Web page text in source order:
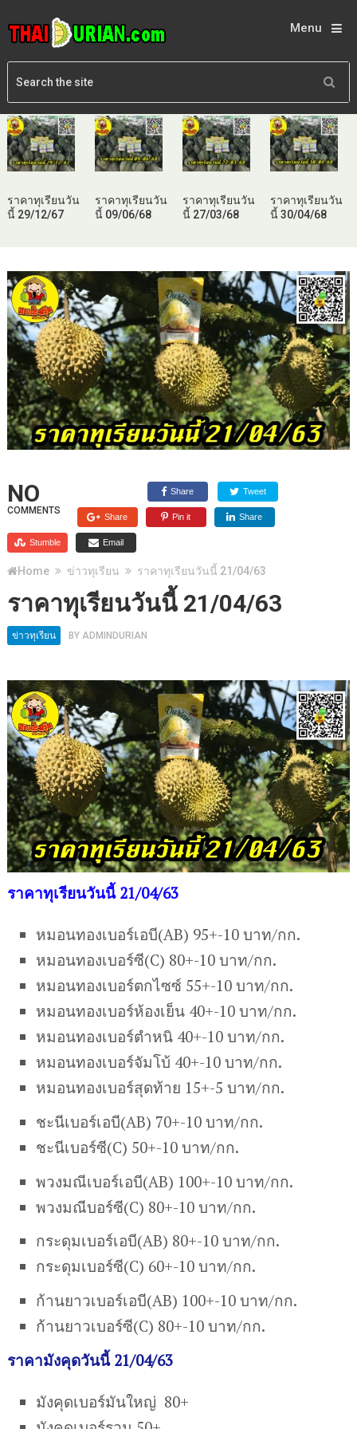
Menu
ราคาทุเรียนวัน
นี้ 29/12/67
ราคาทุเรียนวัน
นี้ 09/06/68
ราคาทุเรียนวัน
นี้ 27/03/68
ราคาทุเรียนวัน
นี้ 30/04/68
NO
COMMENTS
Share Tweet
Share Pin it Share
Stumble Email
Home ข่าวทุเรียน ราคาทุเรียนวันนี้ 21/04/63
ราคาทุเรียนวันนี้ 21/04/63
ข่าวทุเรียน BY ADMINDURIAN
ราคาทุเรียนวันนี้ 21/04/63
หมอนทองเบอร์เอบี(AB) 95+-10 บาท/กก.
หมอนทองเบอร์ซี(C) 80+-10 บาท/กก.
หมอนทองเบอร์ตกไซซ์ 55+-10 บาท/กก.
หมอนทองเบอร์ห้องเย็น 40+-10 บาท/กก.
หมอนทองเบอร์ตำหนิ 40+-10 บาท/กก.
หมอนทองเบอร์จัมโบ้ 40+-10 บาท/กก.
หมอนทองเบอร์สุดท้าย 15+-5 บาท/กก.
ชะนีเบอร์เอบี(AB) 70+-10 บาท/กก.
ชะนีเบอร์ซี(C) 50+-10 บาท/กก.
พวงมณีเบอร์เอบี(AB) 100+-10 บาท/กก.
พวงมณีบอร์ซี(C) 80+-10 บาท/กก.
กระดุมเบอร์เอบี(AB) 80+-10 บาท/กก.
กระดุมเบอร์ซี(C) 60+-10 บาท/กก.
ก้านยาวเบอร์เอบี(AB) 100+-10 บาท/กก.
ก้านยาวเบอร์ซี(C) 80+-10 บาท/กก.
ราคามังคุดวันนี้ 21/04/63
มังคุดเบอร์มันใหญ่ 80+